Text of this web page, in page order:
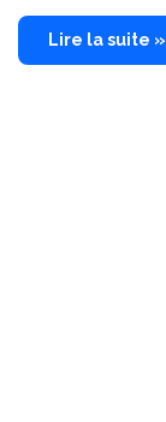
Lire la suite »